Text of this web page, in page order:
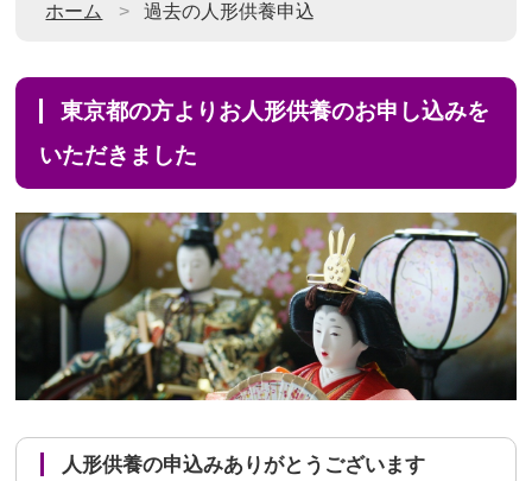
ホーム 過去の人形供養申込
東京都の方よりお人形供養のお申し込みを
いただきました
人形供養の申込みありがとうございます